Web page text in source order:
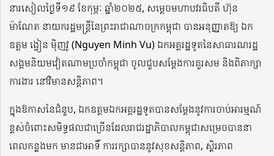
នារសៀលថ្ងៃទី១៩ ខែកុម្ភៈ ឆ្នាំ២០២៥, សម្ដេចមហាបវរធិបតី ហ៊ុន
ម៉ាណែត នាយករដ្ឋមន្ត្រីនៃព្រះរាជាណាចក្រកម្ពុជា បានអនុញ្ញាតឱ្យ ឯក
ឧត្តម ង្វៀន ម៉ិញវូ (Nguyen Minh Vu) ឯកអគ្គរដ្ឋទូតនៃសាធារណរដ្ឋ
សង្គមនិយមវៀតណាមប្រចាំកម្ពុជា ចូលជួបសម្ដែងការគួរសម និងពិភាក្សា
ការងារ នៅវិមានសន្ដិភាព។
ក្នុងឱកាសនៃជំនួប, ឯកឧត្តមឯកអគ្គរដ្ឋទូតបានសម្ដែងនូវការចាប់អារម្មណ៍
ខ្ពស់ចំពោះសមិទ្ធផលជាច្រើនដែលរាជរដ្ឋាភិបាលកម្ពុជាសម្រេចបាននា
ពេលកន្លងមក មានជាអាទិ៍ ការរក្សាបាននូវសុខសន្តិភាព, ស្ថិរភាព